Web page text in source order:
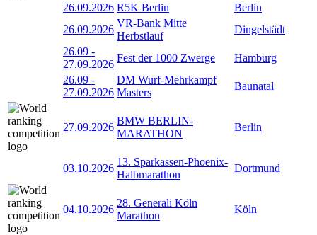
26.09.2026 R5K Berlin
Berlin
26.09.2026
VR-Bank Mitte
Herbstlauf
Dingelstädt
26.09 -
27.09.2026
Fest der 1000 Zwerge
Hamburg
26.09 -
27.09.2026
DM Wurf-Mehrkampf
Masters
Baunatal
27.09.2026
BMW BERLIN-
MARATHON
Berlin
03.10.2026
13. Sparkassen-Phoenix-
Halbmarathon
Dortmund
04.10.2026
28. Generali Köln
Marathon
Köln